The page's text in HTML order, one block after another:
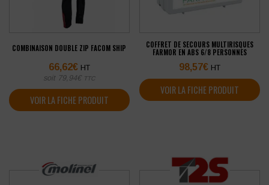
COMBINAISON DOUBLE ZIP FACOM SHIP
66,62€ HT
soit 79,94€ TTC
VOIR LA FICHE PRODUIT
COFFRET DE SECOURS MULTIRISQUES
FARMOR EN ABS 6/8 PERSONNES
98,57€ HT
VOIR LA FICHE PRODUIT